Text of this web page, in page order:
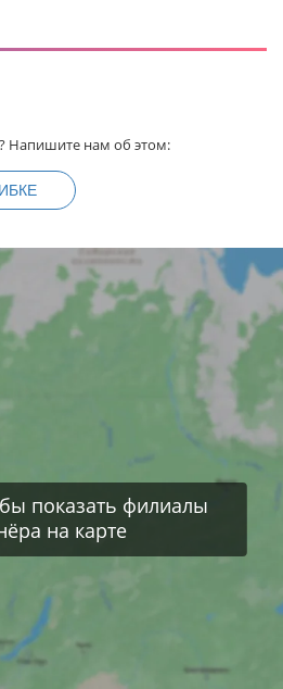
Напишите нам об этом:
показать филиалы
на карте